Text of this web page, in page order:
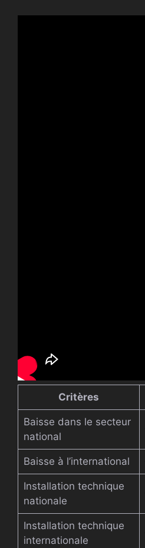
Critères
Baisse dans le secteur
national
Baisse à l’international
Installation technique
nationale
Installation technique
internationale